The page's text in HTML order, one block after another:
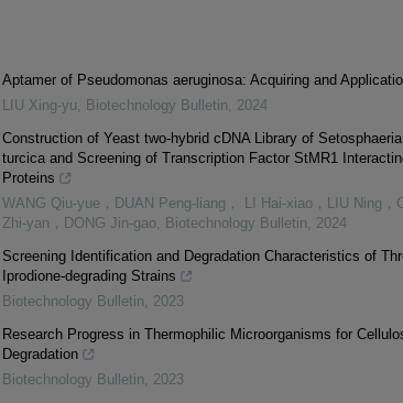
Aptamer of Pseudomonas aeruginosa: Acquiring and
LIU Xing-yu, Biotechnology Bulletin, 2024
Construction of Yeast two-hybrid cDNA Library of Setosphaeria
turcica and Screening of Transcription Factor StMR1
Proteins
WANG Qiu-yue，DUAN Peng-liang， LI Hai-xiao，LIU Ning，
Zhi-yan，DONG Jin-gao, Biotechnology Bulletin, 2024
Screening Identification and Degradation Characteristics of
Iprodione-degrading Strains
Biotechnology Bulletin, 2023
Research Progress in Thermophilic Microorganisms for
Degradation
Biotechnology Bulletin, 2023